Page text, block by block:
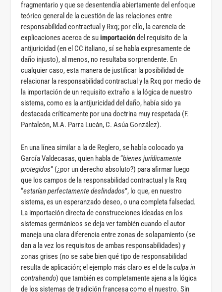
fragmentario y que se desentendía abiertamente del enfoque
teórico general de la cuestión de las relaciones entre
responsabilidad contractual y Rxq; por ello, la carencia de
explicaciones acerca de suimportacióndel requisito de la
antijuricidad (en el CC italiano, sí se habla expresamente de
daño injusto), al menos, no resultaba sorprendente. En
cualquier caso, esta manera de justificar la posibilidad de
relacionar la responsabilidad contractual y la Rxq por medio de
la importación de un requisito extraño a la lógica de nuestro
sistema, como es la antijuricidad del daño, había sido ya
destacada críticamente por una doctrina muy respetada (F.
Pantaleón, M.A. Parra Lucán, C. Asúa González).
En una línea similar a la de Reglero, se había colocado ya
García Valdecasas, quien habla de “bienes jurídicamente
protegidos” (¿por un derecho absoluto?) para afirmar luego
que los campos de la responsabilidad contractual y la Rxq
“estarían perfectamente deslindados”, lo que, en nuestro
sistema, es un esperanzado deseo, o una completa falsedad.
La importación directa de construcciones ideadas en los
sistemas germánicos se deja ver también cuando el autor
maneja una clara diferencia entre zonas de solapamiento (se
dan a la vez los requisitos de ambas responsabilidades) y
zonas grises (no se sabe bien qué tipo de responsabilidad
resulta de aplicación; el ejemplo más claro es el de laculpa in
contrahendo) que también es completamente ajena a la lógica
de los sistemas de tradición francesa como el nuestro. Sin